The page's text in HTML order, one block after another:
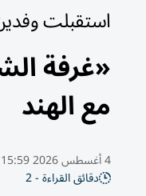
استقبلت
«غرفة
مع الهند
4 أغسطس 2026 15:59 مساء
دقائق القراءة - 2